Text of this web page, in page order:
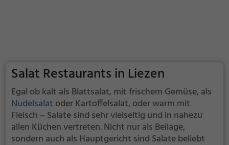
Salat Restaurants in Liezen
Egal ob kalt als Blattsalat, mit frischem Gemüse, als
Nudelsalat oder Kartoffelsalat, oder warm mit
Fleisch – Salate sind sehr vielseitig und in nahezu
allen Küchen vertreten. Nicht nur als Beilage,
sondern auch als Hauptgericht sind Salate beliebt